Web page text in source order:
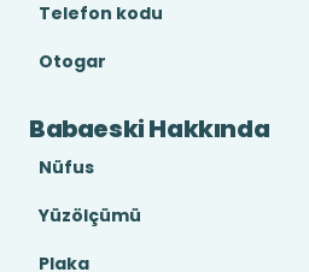
Telefon kodu
Otogar
Babaeski Hakkında
Nüfus
Yüzölçümü
Plaka